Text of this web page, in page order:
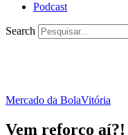
Podcast
Search
Mercado da BolaVitória
Vem reforço